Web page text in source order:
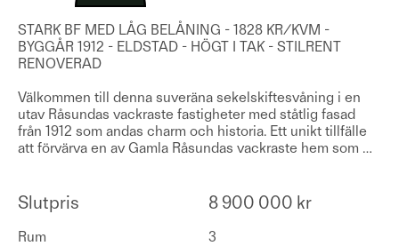
STARK BF MED LÅG BELÅNING - 1828 KR/KVM -
BYGGÅR 1912 - ELDSTAD - HÖGT I TAK - STILRENT
RENOVERAD
Välkommen till denna suveräna sekelskiftesvåning i en
utav Råsundas vackraste fastigheter med ståtlig fasad
från 1912 som andas charm och historia. Ett unikt tillfälle
att förvärva en av Gamla Råsundas vackraste hem som …
Slutpris 8 900 000 kr
Rum
3